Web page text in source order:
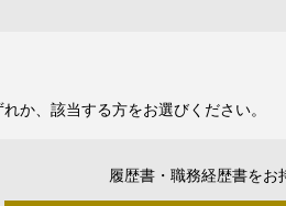
か、該当する方をお選びください。
履歴書・職務経歴書をお